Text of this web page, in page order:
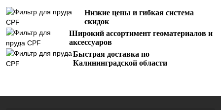
Низкие цены и гибкая система
скидок
Широкий ассортимент геоматериалов и
аксессуаров
Быстрая доставка по
Калининградской области